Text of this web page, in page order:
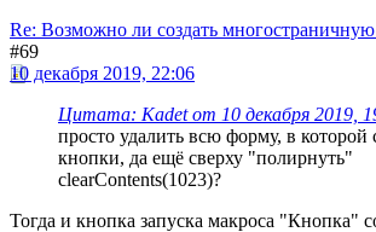
Re: Возможно ли создать
#69
10 декабря 2019, 22:06
Цитата: Kadet от 10 декабря 2019,
просто удалить всю форму, в которой
кнопки, да ещё сверху "полирнуть"
clearContents(1023)?
Тогда и кнопка запуска макроса "Кнопка"